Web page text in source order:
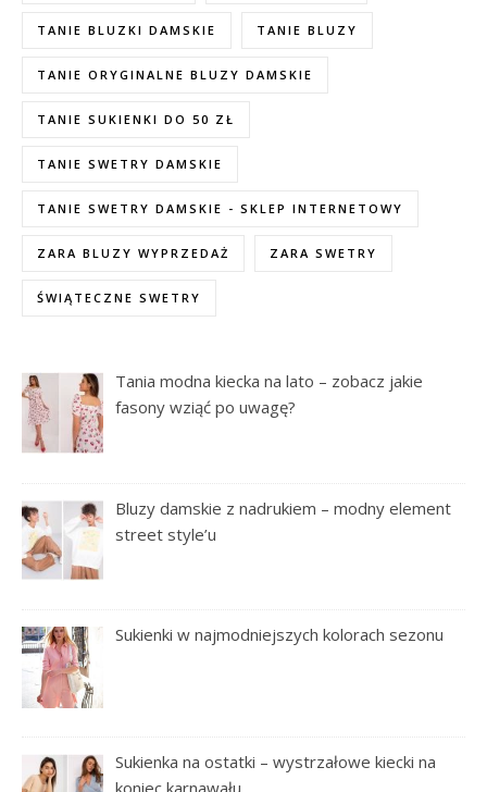
TANIE BLUZKI DAMSKIE TANIE BLUZY
TANIE ORYGINALNE BLUZY DAMSKIE
TANIE SUKIENKI DO 50 ZŁ
TANIE SWETRY DAMSKIE
TANIE SWETRY DAMSKIE - SKLEP INTERNETOWY
ZARA BLUZY WYPRZEDAŻ ZARA SWETRY
ŚWIĄTECZNE SWETRY
Tania modna kiecka na lato – zobacz jakie
fasony wziąć po uwagę?
Bluzy damskie z nadrukiem – modny element
street style’u
Sukienki w najmodniejszych kolorach sezonu
Sukienka na ostatki – wystrzałowe kiecki na